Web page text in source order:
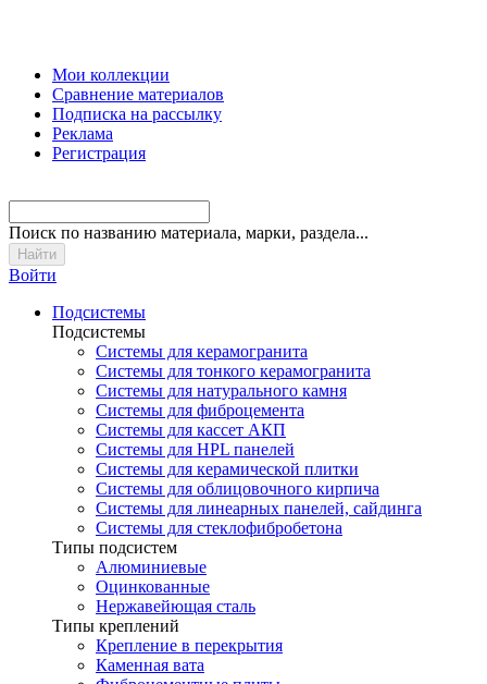
Мои коллекции
Сравнение материалов
Подписка на рассылку
Реклама
Регистрация
Поиск по названию материала, марки, раздела...
Войти
Подсистемы
Подсистемы
Системы для керамогранита
Системы для тонкого керамогранита
Системы для натурального камня
Системы для фиброцемента
Системы для кассет АКП
Системы для HPL панелей
Системы для керамической плитки
Системы для облицовочного кирпича
Системы для линеарных панелей, сайдинга
Системы для стеклофибробетона
Типы подсистем
Алюминиевые
Оцинкованные
Нержавейющая сталь
Типы креплений
Крепление в перекрытия
Каменная вата